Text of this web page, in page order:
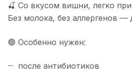
🍒 Со вкусом вишни, легко
Без молока, без аллергенов —
🟢 Особенно нужен:
после антибиотиков